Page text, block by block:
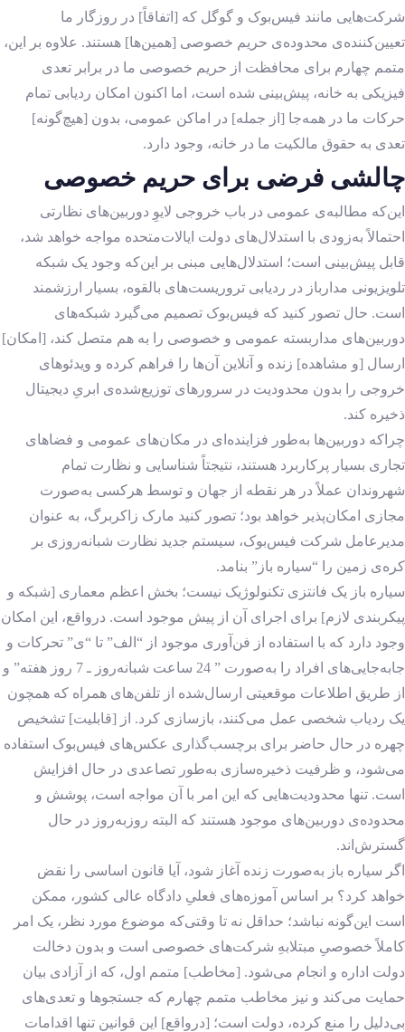
شرکت‌هایی مانند فیس‌بوک و گوگل که [اتفاقاً] در روزگار ما
تعیین‌کننده‌ی محدوده‌ی حریم خصوصی [همین‌ها] هستند. علاوه بر این،
متمم چهارم برای محافظت از حریم خصوصی ما در برابر تعدی
فیزیکی به خانه، پیش‌بینی شده است، اما اکنون امکان ردیابی تمام
حرکات ما در همه‌جا [از جمله] در اماکن عمومی، بدون [هیچ‌گونه]
تعدی به حقوق مالکیت ما در خانه، وجود دارد.
چالشی فرضی برای حریم خصوصی
این‌که مطالبه‌ی عمومی در باب خروجی لایوِ دوربین‌های نظارتی
احتمالاً به‌زودی با استدلال‌های دولت ایالات‌متحده مواجه خواهد شد،
قابل پیش‌بینی است؛ استدلال‌هایی مبنی بر این‌که وجود یک شبکه
تلویزیونی مدارباز در ردیابی تروریست‌های بالقوه، بسیار ارزشمند
است. حال تصور کنید که فیس‌بوک تصمیم می‌گیرد شبکه‌های
دوربین‌های مداربسته عمومی و خصوصی را به هم متصل کند، [امکان]
ارسال [و مشاهده] زنده و آنلاین آن‌ها را فراهم کرده و ویدئوهای
خروجی را بدون محدودیت در سرورهای توزیع‌شده‌ی ابریِ دیجیتال
ذخیره کند.
چراکه دوربین‌ها به‌طور فزاینده‌ای در مکان‌های عمومی و فضاهای
تجاری بسیار پرکاربرد هستند، نتیجتاً شناسایی و نظارت تمام
شهروندان عملاً در هر نقطه از جهان و توسط هرکسی به‌صورت
مجازی امکان‌پذیر خواهد بود؛ تصور کنید مارک زاکربرگ، به عنوان
مدیرعامل شرکت فیس‌بوک، سیستم جدید نظارت شبانه‌روزی بر
کره‌ی زمین را “سیاره باز” بنامد.
سیاره باز یک فانتزی تکنولوژیک نیست؛ بخش اعظم معماری [شبکه و
پیکربندی لازم] برای اجرای آن از پیش موجود است. درواقع، این امکان
وجود دارد که با استفاده از فن‌آوری موجود از “الف” تا “ی” تحرکات و
جابه‌جایی‌های افراد را به‌صورت ” 24 ساعت شبانه‌روز ـ 7 روز هفته” و
از طریق اطلاعات موقعیتی ارسال‌شده از تلفن‌های همراه که همچون
یک ردیاب شخصی عمل می‌کنند، بازسازی کرد. از [قابلیت] تشخیص
چهره در حال حاضر برای برچسب‌گذاری عکس‌های فیس‌بوک استفاده
می‌شود، و ظرفیت ذخیره‌سازی به‌طور تصاعدی در حال افزایش
است. تنها محدودیت‌هایی که این امر با آن مواجه است، پوشش و
محدوده‌ی دوربین‌های موجود هستند که البته روزبه‌روز در حال
گسترش‌اند.
اگر سیاره باز به‌صورت زنده آغاز شود، آیا قانون اساسی را نقض
خواهد کرد؟ بر اساس آموزه‌های فعلیِ دادگاه عالی کشور، ممکن
است این‌گونه نباشد؛ حداقل نه تا وقتی‌که موضوع مورد نظر، یک امر
کاملاً خصوصیِ مبتلابهِ شرکت‌های خصوصی است و بدون دخالت
دولت اداره و انجام می‌شود. [مخاطب] متمم اول، که از آزادی بیان
حمایت می‌کند و نیز مخاطب متمم چهارم که جستجوها و تعدی‌های
بی‌دلیل را منع کرده، دولت است؛ [درواقع] این قوانین تنها اقدامات